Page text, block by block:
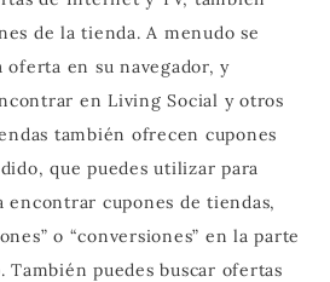
de la tienda. A menudo se
en su navegador, y
en Living Social y otros
también ofrecen cupones
que puedes utilizar para
encontrar cupones de tiendas,
o “conversiones” en la parte
También puedes buscar ofertas